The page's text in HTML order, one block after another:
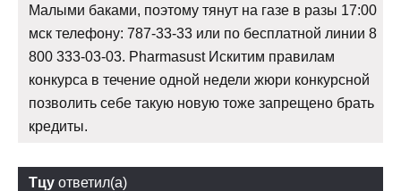
Малыми баками, поэтому тянут на газе в разы 17:00
мск телефону: 787-33-33 или по бесплатной линии 8
800 333-03-03. Pharmasust Искитим правилам
конкурса в течение одной недели жюри конкурсной
позволить себе такую новую тоже запрещено брать
кредиты.
Тцу ответил(а)